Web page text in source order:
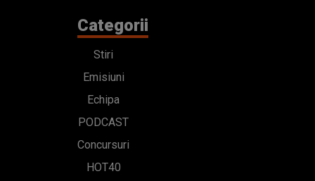
Categorii
Stiri
Emisiuni
Echipa
PODCAST
Concursuri
HOT40